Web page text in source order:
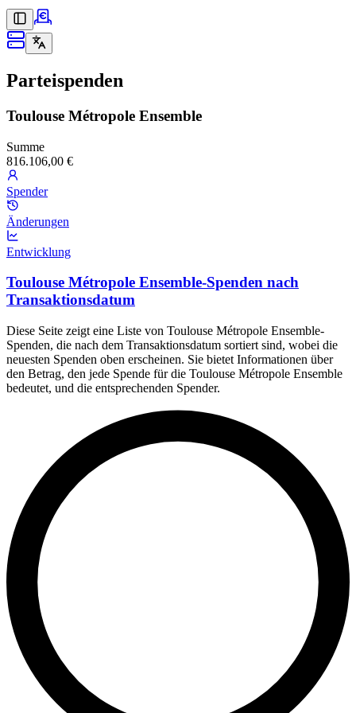
Parteispenden
Toulouse Métropole Ensemble
Summe
816.106,00 €
Spender
Änderungen
Entwicklung
Toulouse Métropole Ensemble-Spenden nach
Transaktionsdatum
Diese Seite zeigt eine Liste von Toulouse Métropole Ensemble-
Spenden, die nach dem Transaktionsdatum sortiert sind, wobei die
neuesten Spenden oben erscheinen. Sie bietet Informationen über
den Betrag, den jede Spende für die Toulouse Métropole Ensemble
bedeutet, und die entsprechenden Spender.